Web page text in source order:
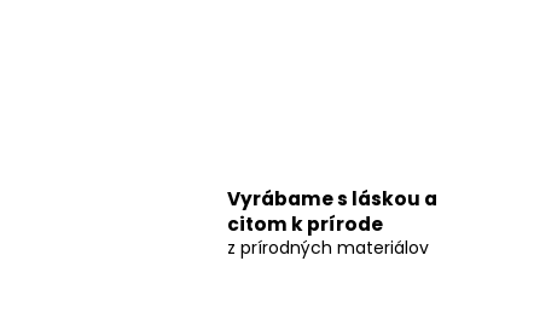
Vyrábame s láskou a
citom k prírode
z prírodných materiálov